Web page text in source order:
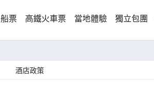
船票 高鐵火車票 當地體驗 獨立包團
酒店政策